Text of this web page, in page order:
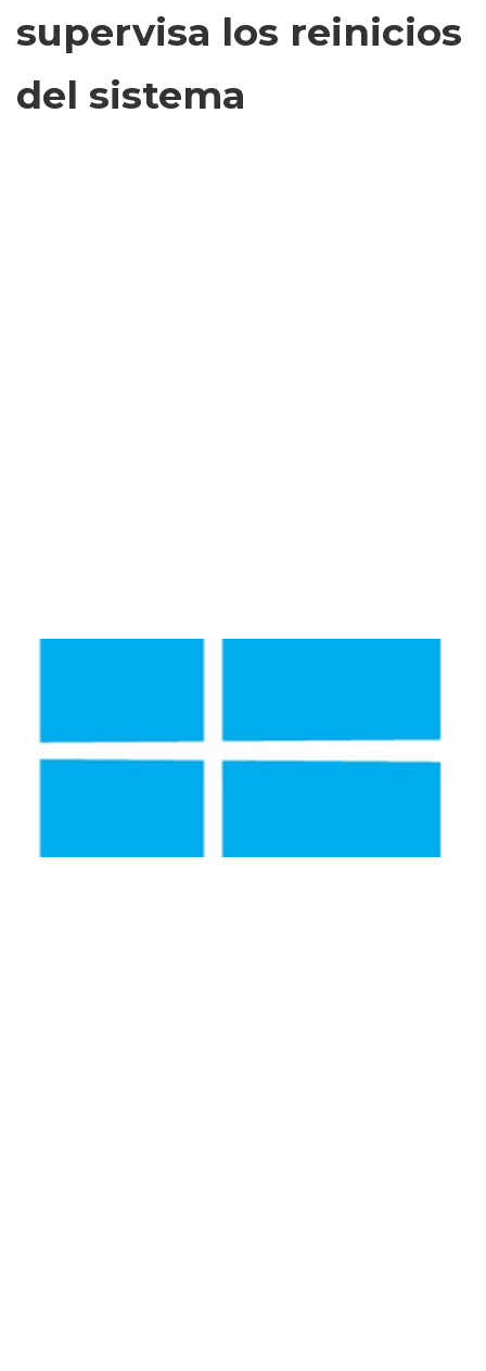
supervisa los reinicios
del sistema